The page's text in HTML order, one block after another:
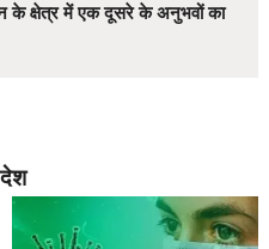
के क्षेत्र में एक दूसरे के अनुभवों का
देश